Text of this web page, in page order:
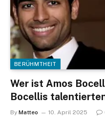
BERÜHMTHEIT
Wer ist Amos
Bocellis
By Matteo 10. April 2025